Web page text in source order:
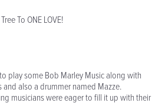
To ONE LOVE!
play some Bob Marley Music along with
also a drummer named Mazze.
musicians were eager to fill it up with their